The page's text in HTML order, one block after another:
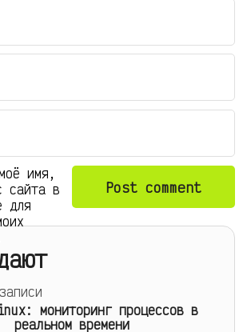
имя,
сайта в
для
мониторинг процессов в
реальном времени